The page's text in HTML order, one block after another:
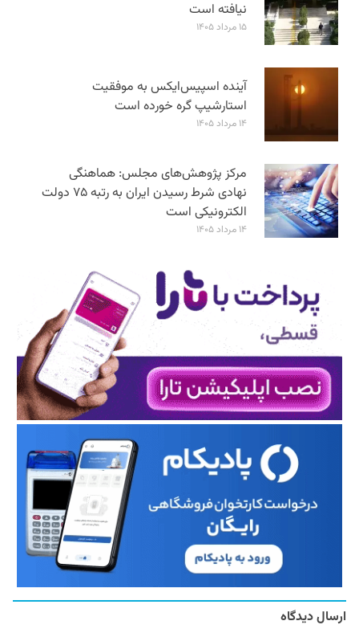
نیافته است
۱۵ مرداد ۱۴۰۵
آینده اسپیس‌ایکس به موفقیت
استارشیپ گره خورده است
۱۴ مرداد ۱۴۰۵
مرکز پژوهش‌های مجلس: هماهنگی
نهادی شرط رسیدن ایران به رتبه ۷۵ دولت
الکترونیکی است
۱۴ مرداد ۱۴۰۵
ارسال دیدگاه